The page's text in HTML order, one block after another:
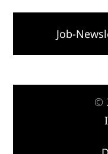
Job-
©